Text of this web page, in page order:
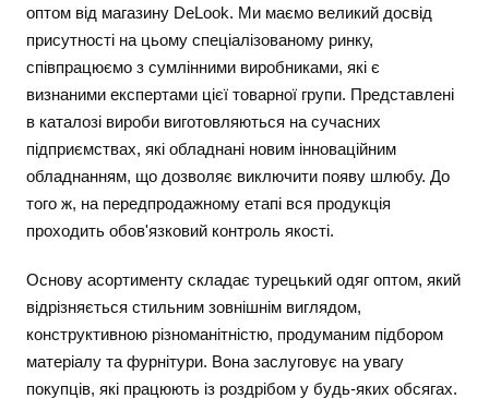
оптом від магазину DeLook. Ми маємо великий досвід
присутності на цьому спеціалізованому ринку,
співпрацюємо з сумлінними виробниками, які є
визнаними експертами цієї товарної групи. Представлені
в каталозі вироби виготовляються на сучасних
підприємствах, які обладнані новим інноваційним
обладнанням, що дозволяє виключити появу шлюбу. До
того ж, на передпродажному етапі вся продукція
проходить обов'язковий контроль якості.
Основу асортименту складає турецький одяг оптом, який
відрізняється стильним зовнішнім виглядом,
конструктивною різноманітністю, продуманим підбором
матеріалу та фурнітури. Вона заслуговує на увагу
покупців, які працюють із роздрібом у будь-яких обсягах.